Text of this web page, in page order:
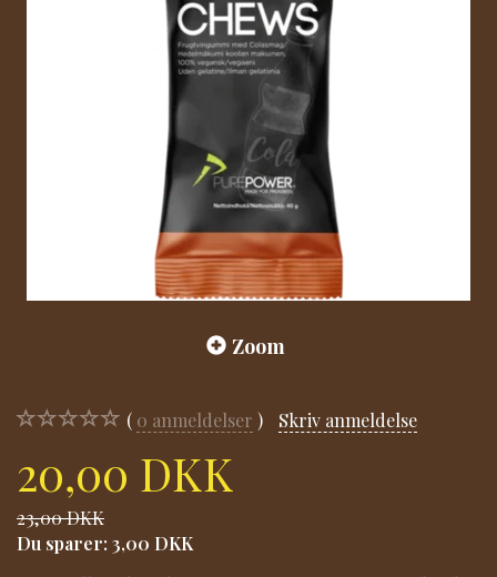
Zoom
0 anmeldelser Skriv anmeldelse
20,00 DKK
23,00 DKK
Du sparer: 3,00 DKK